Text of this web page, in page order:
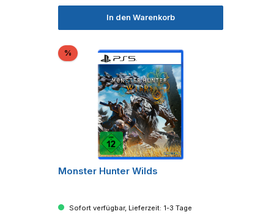
In den Warenkorb
% Rabatt
Monster Hunter Wilds
Sofort verfügbar, Lieferzeit: 1-3 Tage